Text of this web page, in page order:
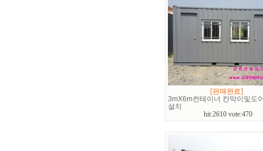
[판매완료]
3mX6m컨테이너 칸막이및도
설치
hit:2610 vote:470